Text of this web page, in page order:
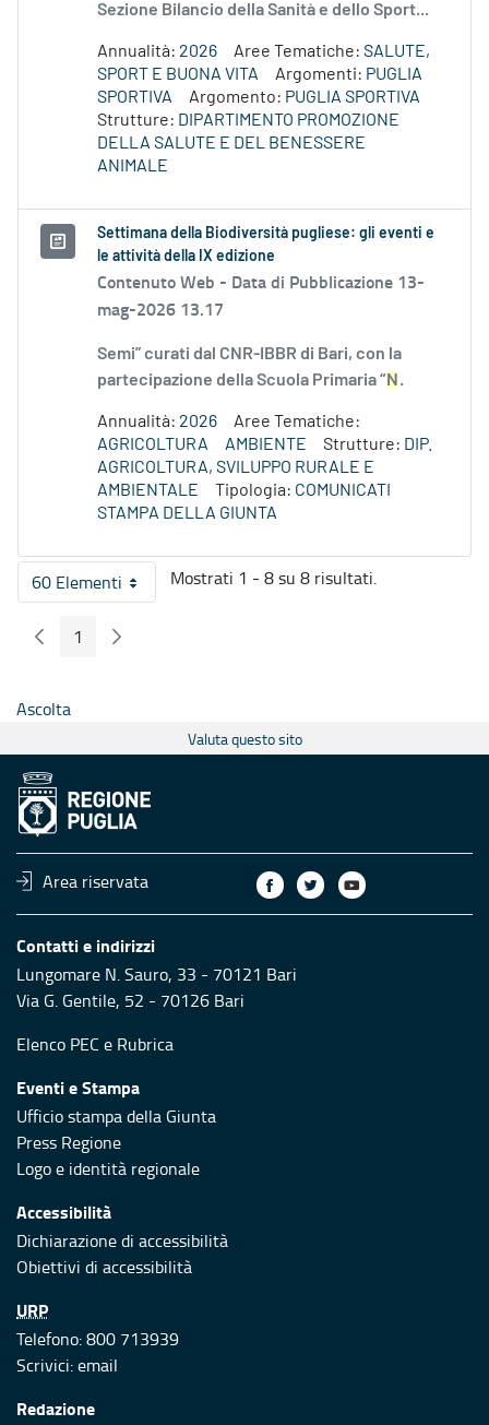
Sezione Bilancio della Sanità e dello Sport...
Annualità: 2026 Aree Tematiche: SALUTE,
SPORT E BUONA VITA
Argomenti: PUGLIA
SPORTIVA
Argomento: PUGLIA SPORTIVA
Strutture: DIPARTIMENTO PROMOZIONE
DELLA SALUTE E DEL BENESSERE
ANIMALE
Settimana della Biodiversità pugliese: gli eventi e
le attività della IX edizione
Contenuto Web - Data di Pubblicazione 13-
mag-2026 13.17
Semi” curati dal CNR-IBBR di Bari, con la
partecipazione della Scuola Primaria “ N .
Annualità: 2026
Aree Tematiche:
AGRICOLTURA
AMBIENTE Strutture: DIP.
AGRICOLTURA, SVILUPPO RURALE E
AMBIENTALE
Tipologia: COMUNICATI
STAMPA DELLA GIUNTA
60 ElementiPer pagina
Mostrati 1 - 8 su 8 risultati.
Pagina Precedente
Pagina
1 Pagina Seguente
Ascolta
Valuta questo sito
Area riservata
Contatti e indirizzi
Lungomare N. Sauro, 33 - 70121 Bari
Via G. Gentile, 52 - 70126 Bari
Elenco PEC e Rubrica
Eventi e Stampa
Ufficio stampa della Giunta
Press Regione
Logo e identità regionale
Accessibilità
Dichiarazione di accessibilità
Obiettivi di accessibilità
URP
Telefono: 800 713939
Scrivici:email
Redazione